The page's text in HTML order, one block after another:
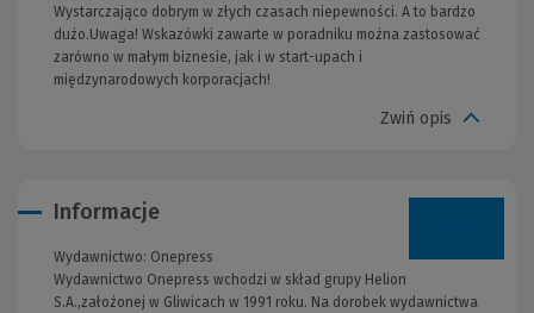
Wystarczająco dobrym w złych czasach niepewności. A to bardzo
dużo.Uwaga! Wskazówki zawarte w poradniku można zastosować
zarówno w małym biznesie, jak i w start-upach i
międzynarodowych korporacjach!
Zwiń opis
Informacje
Wydawnictwo: Onepress
Wydawnictwo Onepress wchodzi w skład grupy Helion
S.A.,założonej w Gliwicach w 1991 roku. Na dorobek wydawnictwa